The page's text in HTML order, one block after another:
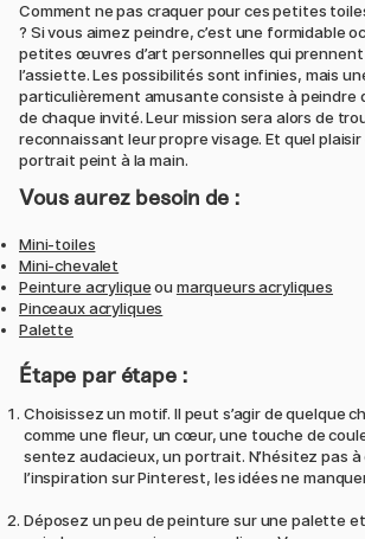
Comment ne pas craquer pour ces petites
? Si vous aimez peindre, c’est une formidable
petites œuvres d’art personnelles qui
l’assiette. Les possibilités sont infinies, mais
particulièrement amusante consiste à peindre
de chaque invité. Leur mission sera alors de
reconnaissant leur propre visage. Et quel
portrait peint à la main.
Vous aurez besoin de :
Mini-toiles
Mini-chevalet
Peinture acryliqueou marqueurs acryliques
Pinceaux acryliques
Palette
Étape par étape :
Choisissez un motif. Il peut s’agir de quelque
comme une fleur, un cœur, une touche de
sentez audacieux, un portrait. N’hésitez pas à
l’inspiration sur Pinterest, les idées ne
Déposez un peu de peinture sur une palette